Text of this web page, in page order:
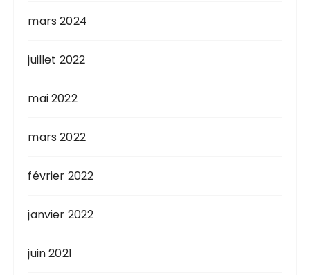
mars 2024
juillet 2022
mai 2022
mars 2022
février 2022
janvier 2022
juin 2021